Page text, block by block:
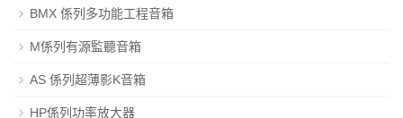
BMX 係列多功能工程音箱
M係列有源監聽音箱
AS 係列超薄影K音箱
HP係列功率放大器